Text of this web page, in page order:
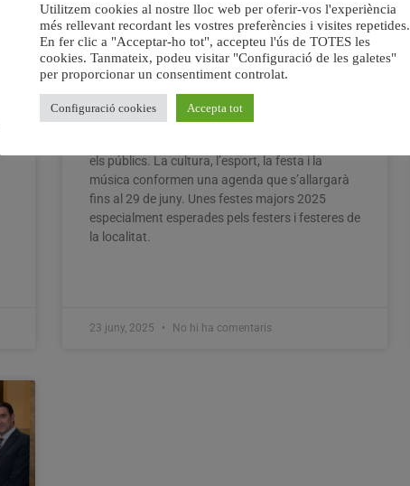
Benetússer inicia la seua
Programació de Festes amb
la replegà dels Festers i Festeres
Benetússer inicia un any més la seua setmana
els públics. La cultura, l’esport, la festa i la
música conformen una agenda que s’allargarà
fins al 29 de juny. Unes festes majors 2025
especialment esperades pels festers i festeres de
la localitat.
23 juny, 2025 No hi ha comentaris
Utilitzem cookies al nostre lloc web per oferir-vos l'experiència
més rellevant recordant les vostres preferències i visites repetides.
En fer clic a "Acceptar-ho tot", accepteu l'ús de TOTES les
cookies. Tanmateix, podeu visitar "Configuració de les galetes"
per proporcionar un consentiment controlat.
Configuració cookies Accepta tot